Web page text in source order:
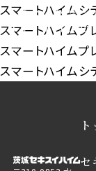
スマートハイムシ
スマートハイムプ
スマートハイムプ
スマートハイムシ
セ